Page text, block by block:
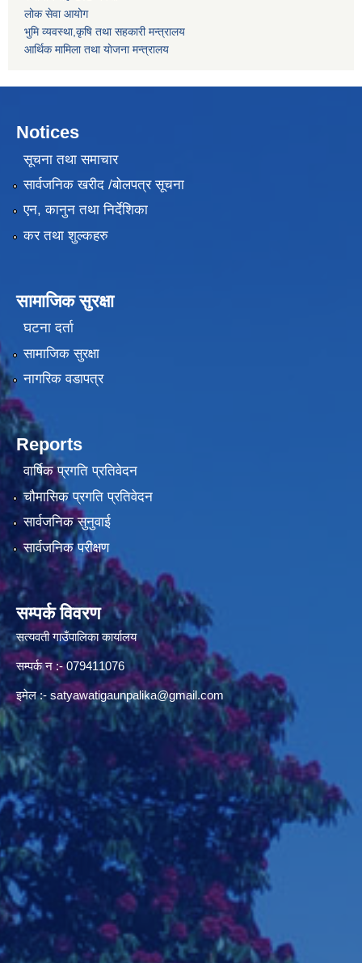
लोक सेवा आयोग
भुमि व्यवस्था,कृषि तथा सहकारी मन्त्रालय
आर्थिक मामिला तथा याेजना मन्त्रालय
Notices
सूचना तथा समाचार
सार्वजनिक खरीद /बोलपत्र सूचना
एन, कानुन तथा निर्देशिका
कर तथा शुल्कहरु
सामाजिक सुरक्षा
घटना दर्ता
सामाजिक सुरक्षा
नागरिक वडापत्र
Reports
वार्षिक प्रगति प्रतिवेदन
चौमासिक प्रगति प्रतिवेदन
सार्वजनिक सुनुवाई
सार्वजनिक परीक्षण
सम्पर्क विवरण
सत्यवती गाउँपालिका कार्यालय
सम्पर्क न‌ :- 079411076
इमेल :- satyawatigaunpalika@gmail.com